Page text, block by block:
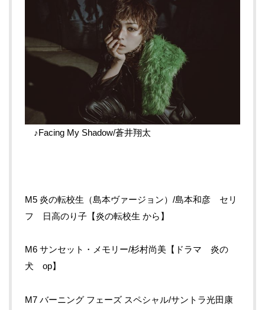
♪Facing My Shadow/蒼井翔太
M5 炎の転校生（島本ヴァージョン）/島本和彦 セリ
フ 日高のり子【炎の転校生 から】
M6 サンセット・メモリー/杉村尚美【ドラマ 炎の
犬 op】
M7 バーニング フェーズ スペシャル/サントラ光田康